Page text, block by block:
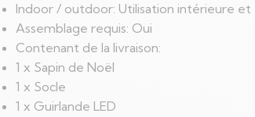
Indoor / outdoor: Utilisation intérieure
Assemblage requis: Oui
Contenant de la livraison:
1 x Sapin de Noël
1 x Socle
1 x Guirlande LED